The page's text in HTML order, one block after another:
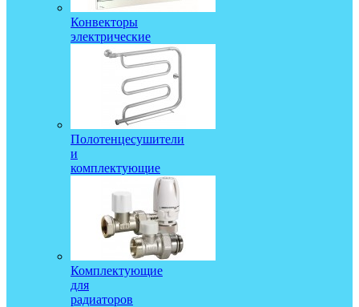
Конвекторы
электрические
Полотенцесушители
и
комплектующие
Комплектующие
для
радиаторов